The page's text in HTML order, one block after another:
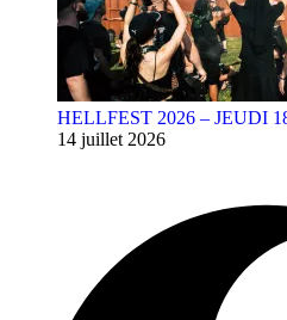
HELLFEST 2026 – JEUDI
14 juillet 2026